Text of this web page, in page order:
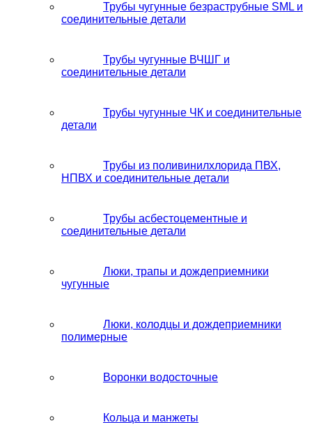
Трубы чугунные безраструбные SML и
соединительные детали
Трубы чугунные ВЧШГ и
соединительные детали
Трубы чугунные ЧК и соединительные
детали
Трубы из поливинилхлорида ПВХ,
НПВХ и соединительные детали
Трубы асбестоцементные и
соединительные детали
Люки, трапы и дождеприемники
чугунные
Люки, колодцы и дождеприемники
полимерные
Воронки водосточные
Кольца и манжеты